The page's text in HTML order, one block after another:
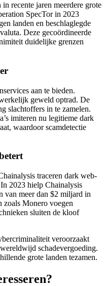
recente jaren meerdere grote
SpecTor in 2023
landen en beschlaglegde
Deze gecoördineerde
duidelijke grenzen
aan te bieden.
geweld optrad. De
slachtoffers in te zamelen.
imiteren nu legitieme dark
waardoor scamdetectie
traceren dark web-
2023 hielp Chainalysis
van meer dan $2 miljard in
zoals Monero voegen
sluiten de kloof
veroorzaakt
schadevergoeding.
grote landen tezamen.